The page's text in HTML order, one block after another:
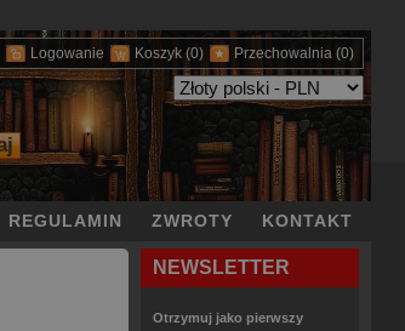
Logowanie Koszyk (0) Przechowalnia (0)
REGULAMIN ZWROTY KONTAKT
NEWSLETTER
Otrzymuj jako pierwszy